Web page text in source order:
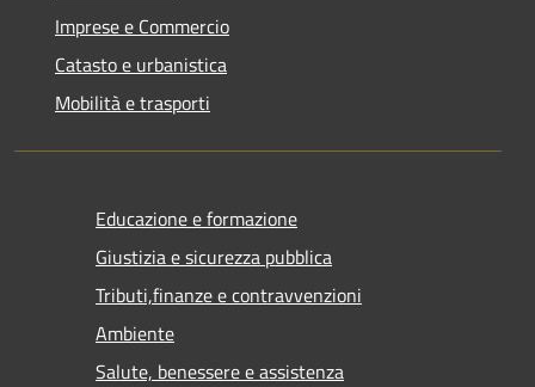
Imprese e Commercio
Catasto e urbanistica
Mobilità e trasporti
Educazione e formazione
Giustizia e sicurezza pubblica
Tributi,finanze e contravvenzioni
Ambiente
Salute, benessere e assistenza